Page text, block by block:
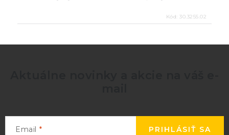
Kód: 30.3255.02
Email PRIHLÁSIŤ SA